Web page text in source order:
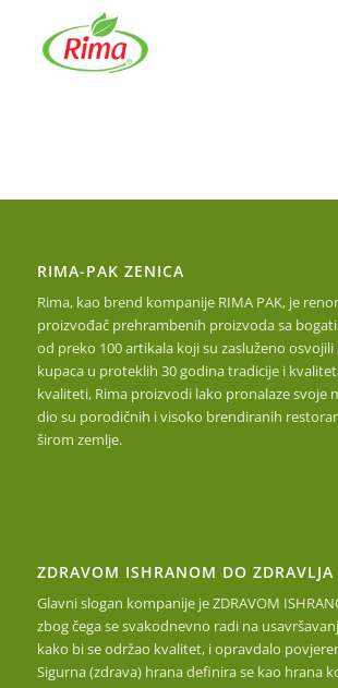
RIMA-PAK ZENICA
Rima, kao brend kompanije RIMA PAK, je
proizvođač prehrambenih proizvoda sa
od preko 100 artikala koji su zasluženo
kupaca u proteklih 30 godina tradicije i
kvaliteti, Rima proizvodi lako pronalaze svoje
dio su porodičnih i visoko brendiranih
širom zemlje.
ZDRAVOM ISHRANOM DO ZDRAVLJA
Glavni slogan kompanije je ZDRAVOM
zbog čega se svakodnevno radi na
kako bi se održao kvalitet, i opravdalo
Sigurna (zdrava) hrana definira se kao hrana